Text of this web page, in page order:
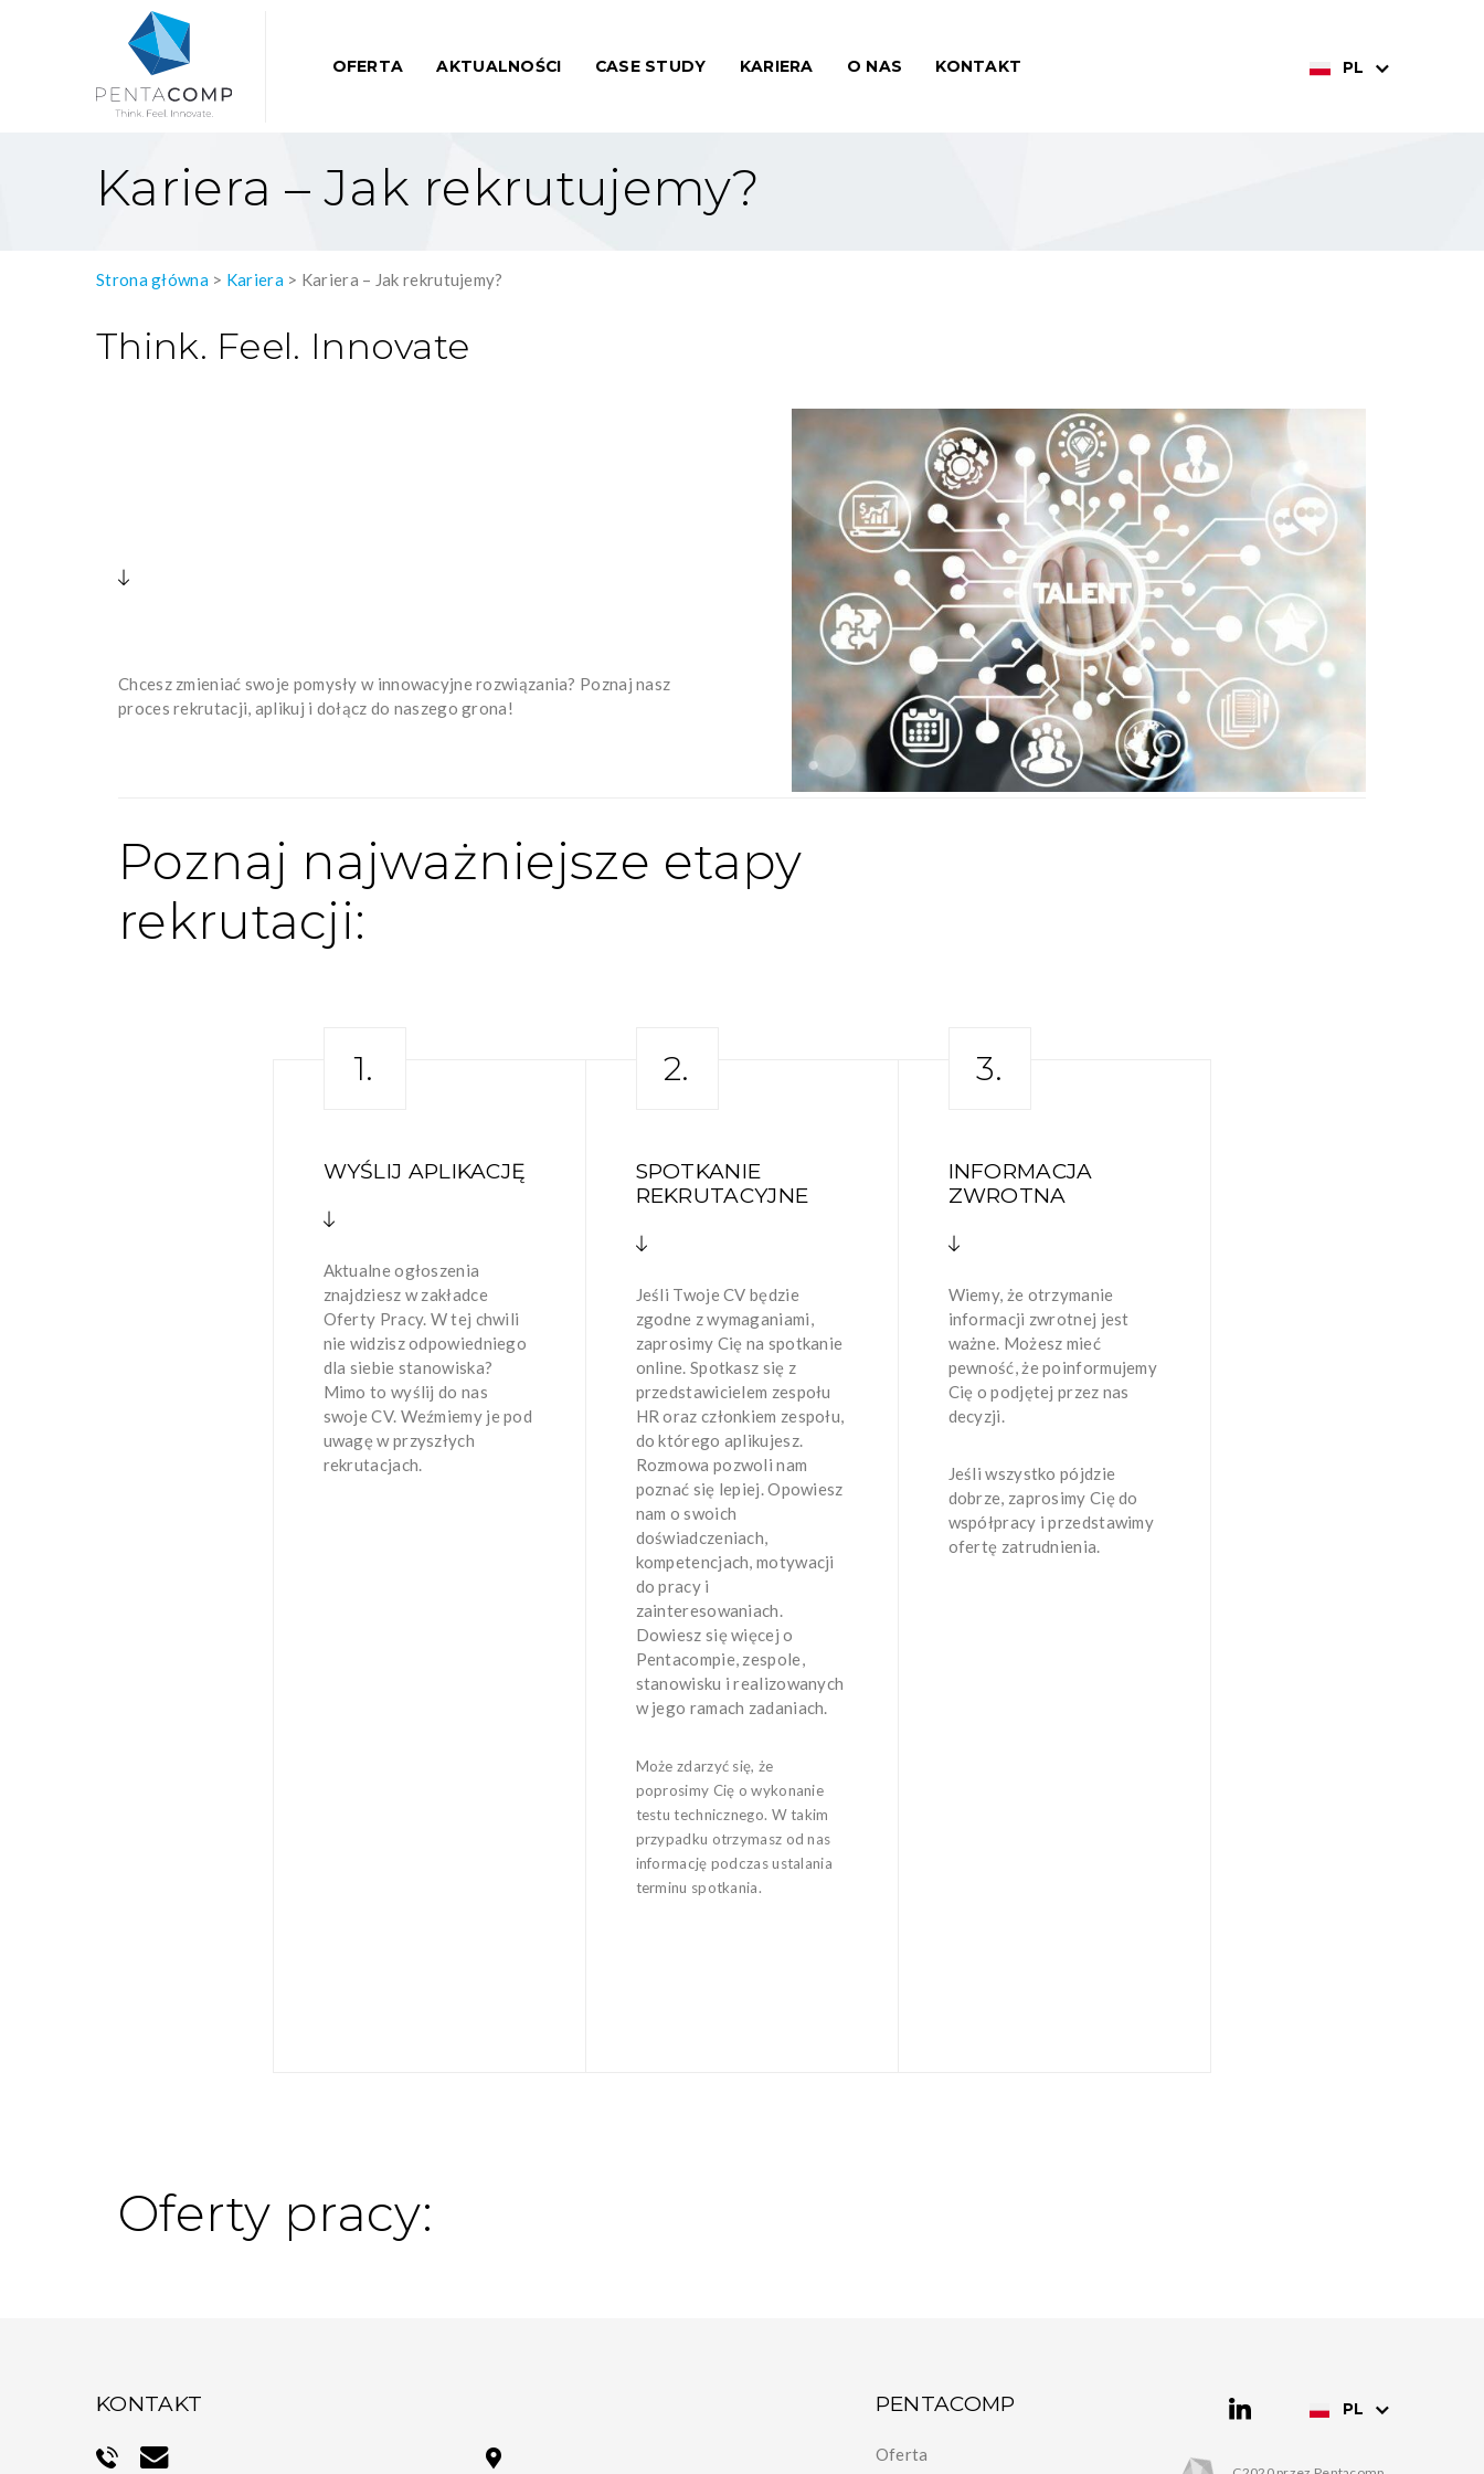
OFERTA AKTUALNOŚCI CASE STUDY KARIERA O NAS KONTAKT PL
Kariera – Jak rekrutujemy?
Strona główna> Kariera> Kariera – Jak rekrutujemy?
Think. Feel. Innovate
Chcesz zmieniać swoje pomysły w innowacyjne rozwiązania? Poznaj nasz
proces rekrutacji, aplikuj i dołącz do naszego grona!
Poznaj najważniejsze etapy
rekrutacji:
1.
WYŚLIJ APLIKACJĘ
Aktualne ogłoszenia
znajdziesz w zakładce
Oferty Pracy. W tej chwili
nie widzisz odpowiedniego
dla siebie stanowiska?
Mimo to wyślij do nas
swoje CV. Weźmiemy je pod
uwagę w przyszłych
rekrutacjach.
2.
SPOTKANIE
REKRUTACYJNE
Jeśli Twoje CV będzie
zgodne z wymaganiami,
zaprosimy Cię na spotkanie
online. Spotkasz się z
przedstawicielem zespołu
HR oraz członkiem zespołu,
do którego aplikujesz.
Rozmowa pozwoli nam
poznać się lepiej. Opowiesz
nam o swoich
doświadczeniach,
kompetencjach, motywacji
do pracy i
zainteresowaniach.
Dowiesz się więcej o
Pentacompie, zespole,
stanowisku i realizowanych
w jego ramach zadaniach.
Może zdarzyć się, że
poprosimy Cię o wykonanie
testu technicznego. W takim
przypadku otrzymasz od nas
informację podczas ustalania
terminu spotkania.
3.
INFORMACJA
ZWROTNA
Wiemy, że otrzymanie
informacji zwrotnej jest
ważne. Możesz mieć
pewność, że poinformujemy
Cię o podjętej przez nas
decyzji.
Jeśli wszystko pójdzie
dobrze, zaprosimy Cię do
współpracy i przedstawimy
ofertę zatrudnienia.
Oferty pracy:
KONTAKT PENTACOMP
Oferta
PL